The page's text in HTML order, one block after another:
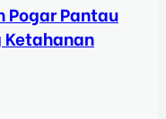
Pogar Pantau
Ketahanan